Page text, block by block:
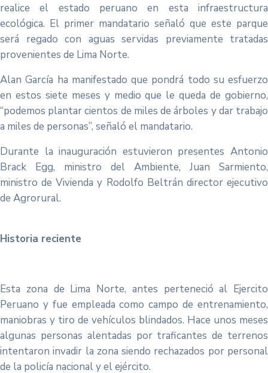
realice el estado peruano en esta infraestructura
ecológica. El primer mandatario señaló que este parque
será regado con aguas servidas previamente tratadas
provenientes de Lima Norte.
Alan García ha manifestado que pondrá todo su esfuerzo
en estos siete meses y medio que le queda de gobierno,
“podemos plantar cientos de miles de árboles y dar trabajo
a miles de personas”, señaló el mandatario.
Durante la inauguración estuvieron presentes Antonio
Brack Egg, ministro del Ambiente, Juan Sarmiento,
ministro de Vivienda y Rodolfo Beltrán director ejecutivo
de Agrorural.
Historia reciente
Esta zona de Lima Norte, antes perteneció al Ejercito
Peruano y fue empleada como campo de entrenamiento,
maniobras y tiro de vehículos blindados. Hace unos meses
algunas personas alentadas por traficantes de terrenos
intentaron invadir la zona siendo rechazados por personal
de la policía nacional y el ejército.